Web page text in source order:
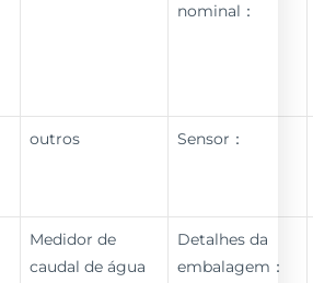
nominal：
outros Sensor：
Medidor de
caudal de água
Detalhes da
embalagem：